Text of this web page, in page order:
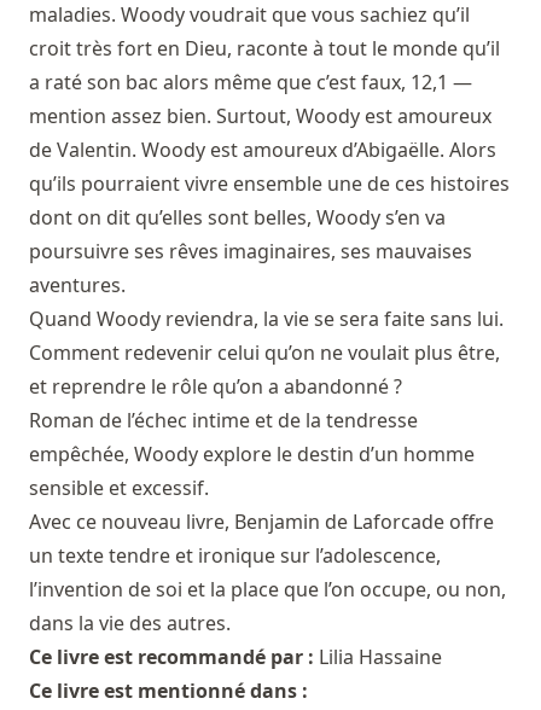
maladies. Woody voudrait que vous sachiez qu’il
croit très fort en Dieu, raconte à tout le monde qu’il
a raté son bac alors même que c’est faux, 12,1 —
mention assez bien. Surtout, Woody est amoureux
de Valentin. Woody est amoureux d’Abigaëlle. Alors
qu’ils pourraient vivre ensemble une de ces histoires
dont on dit qu’elles sont belles, Woody s’en va
poursuivre ses rêves imaginaires, ses mauvaises
aventures.
Quand Woody reviendra, la vie se sera faite sans lui.
Comment redevenir celui qu’on ne voulait plus être,
et reprendre le rôle qu’on a abandonné ?
Roman de l’échec intime et de la tendresse
empêchée, Woody explore le destin d’un homme
sensible et excessif.
Avec ce nouveau livre, Benjamin de Laforcade offre
un texte tendre et ironique sur l’adolescence,
l’invention de soi et la place que l’on occupe, ou non,
dans la vie des autres.
Ce livre est recommandé par : Lilia Hassaine
Ce livre est mentionné dans :